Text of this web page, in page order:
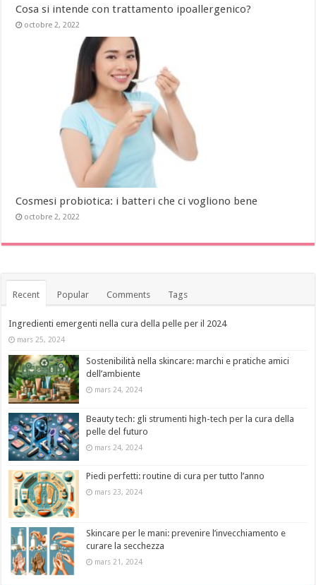
Cosa si intende con trattamento ipoallergenico?
octobre 2, 2022
Cosmesi probiotica: i batteri che ci vogliono bene
octobre 2, 2022
Recent Popular Comments Tags
Ingredienti emergenti nella cura della pelle per il 2024
mars 25, 2024
Sostenibilità nella skincare: marchi e pratiche amici
dell’ambiente
mars 24, 2024
Beauty tech: gli strumenti high-tech per la cura della
pelle del futuro
mars 24, 2024
Piedi perfetti: routine di cura per tutto l’anno
mars 23, 2024
Skincare per le mani: prevenire l’invecchiamento e
curare la secchezza
mars 21, 2024